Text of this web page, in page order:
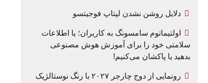
دلایل روشن نشدن لپتاپ فوجیتسو
اولتیماتوم سامسونگ به کاربران؛ یا اطلاعات
سلامتی خود را برای آموزش هوش مصنوعی
بدهید یا پاکشان می‌کنیم!
رونمایی از دوج چارجر ۲۰۲۷ با رنگ نوستالژیک